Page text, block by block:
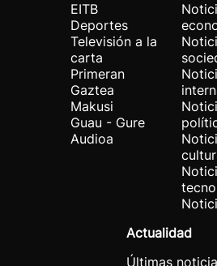
EITB
Deportes
Televisión a la
carta
Primeran
Gaztea
Makusi
Guau - Gure
Audioa
Actualidad
Últimas